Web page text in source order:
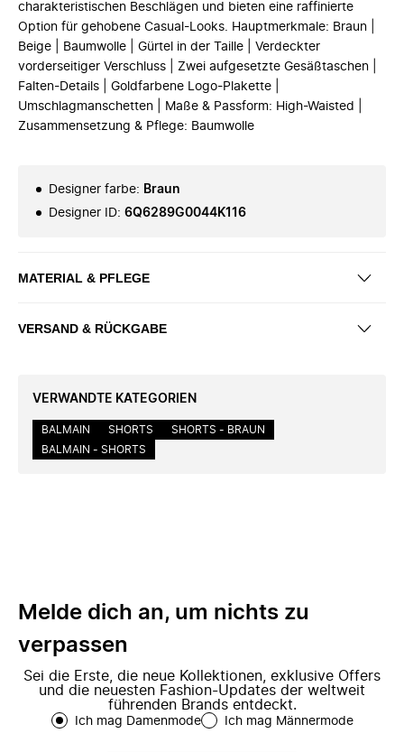
charakteristischen Beschlägen und bieten eine raffinierte
Option für gehobene Casual-Looks. Hauptmerkmale: Braun |
Beige | Baumwolle | Gürtel in der Taille | Verdeckter
vorderseitiger Verschluss | Zwei aufgesetzte Gesäßtaschen |
Falten-Details | Goldfarbene Logo-Plakette |
Umschlagmanschetten | Maße & Passform: High-Waisted |
Zusammensetzung & Pflege: Baumwolle
Designer farbe: Braun
Designer ID: 6Q6289G0044K116
MATERIAL & PFLEGE
VERSAND & RÜCKGABE
VERWANDTE KATEGORIEN
BALMAIN SHORTS
SHORTS - BRAUN
BALMAIN - SHORTS
Melde dich an, um nichts zu
verpassen
Sei die Erste, die neue Kollektionen, exklusive Offers
und die neuesten Fashion-Updates der weltweit
führenden Brands entdeckt.
Ich mag Damenmode Ich mag Männermode